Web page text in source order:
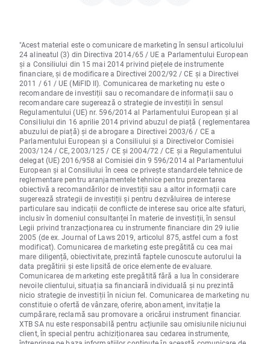
"Acest material este o comunicare de marketing în sensul articolului
24 alineatul (3) din Directiva 2014/65 / UE a Parlamentului European
și a Consiliului din 15 mai 2014 privind piețele de instrumente
financiare, și de modificare a Directivei 2002/92 / CE și a Directivei
2011 / 61 / UE (MiFID II). Comunicarea de marketing nu este o
recomandare de investiții sau o recomandare de informații sau o
recomandare care sugerează o strategie de investiții în sensul
Regulamentului (UE) nr. 596/2014 al Parlamentului European și al
Consiliului din 16 aprilie 2014 privind abuzul de piață ( reglementarea
abuzului de piață) și de abrogare a Directivei 2003/6 / CE a
Parlamentului European și a Consiliului și a Directivelor Comisiei
2003/124 / CE, 2003/125 / CE și 2004/72 / CE și a Regulamentului
delegat (UE) 2016/958 al Comisiei din 9 596/2014 al Parlamentului
European și al Consiliului în ceea ce privește standardele tehnice de
reglementare pentru aranjamentele tehnice pentru prezentarea
obiectivă a recomandărilor de investiții sau a altor informații care
sugerează strategii de investiții și pentru dezvăluirea de interese
particulare sau indicații de conflicte de interese sau orice alte sfaturi,
inclusiv în domeniul consultanței în materie de investiții, în sensul
Legii privind tranzacționarea cu instrumente financiare din 29 iulie
2005 (de ex. Journal of Laws 2019, articolul 875, astfel cum a fost
modificat). Comunicarea de marketing este pregătită cu cea mai
mare diligență, obiectivitate, prezintă faptele cunoscute autorului la
data pregătirii și este lipsită de orice elemente de evaluare.
Comunicarea de marketing este pregătită fără a lua în considerare
nevoile clientului, situația sa financiară individuală și nu prezintă
nicio strategie de investiții în niciun fel. Comunicarea de marketing nu
constituie o ofertă de vânzare, oferire, abonament, invitație la
cumpărare, reclamă sau promovare a oricărui instrument financiar.
XTB SA nu este responsabilă pentru acțiunile sau omisiunile niciunui
client, în special pentru achiziționarea sau cedarea instrumente,